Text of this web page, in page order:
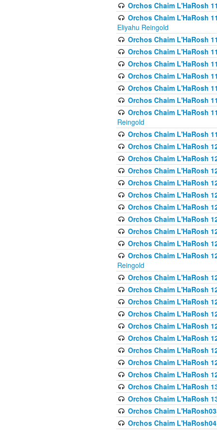
Orchos Chaim L'HaRosh
Orchos Chaim L'HaRosh
Eliyahu Reingold
Orchos Chaim L'HaRosh
Orchos Chaim L'HaRosh
Orchos Chaim L'HaRosh
Orchos Chaim L'HaRosh
Orchos Chaim L'HaRosh
Orchos Chaim L'HaRosh
Orchos Chaim L'HaRosh
Reingold
Orchos Chaim L'HaRosh
Orchos Chaim L'HaRosh
Orchos Chaim L'HaRosh
Orchos Chaim L'HaRosh
Orchos Chaim L'HaRosh
Orchos Chaim L'HaRosh
Orchos Chaim L'HaRosh
Orchos Chaim L'HaRosh
Orchos Chaim L'HaRosh
Orchos Chaim L'HaRosh
Orchos Chaim L'HaRosh
Reingold
Orchos Chaim L'HaRosh
Orchos Chaim L'HaRosh
Orchos Chaim L'HaRosh
Orchos Chaim L'HaRosh
Orchos Chaim L'HaRosh
Orchos Chaim L'HaRosh
Orchos Chaim L'HaRosh
Orchos Chaim L'HaRosh
Orchos Chaim L'HaRosh
Orchos Chaim L'HaRosh
Orchos Chaim L'HaRosh
Orchos Chaim
Orchos Chaim